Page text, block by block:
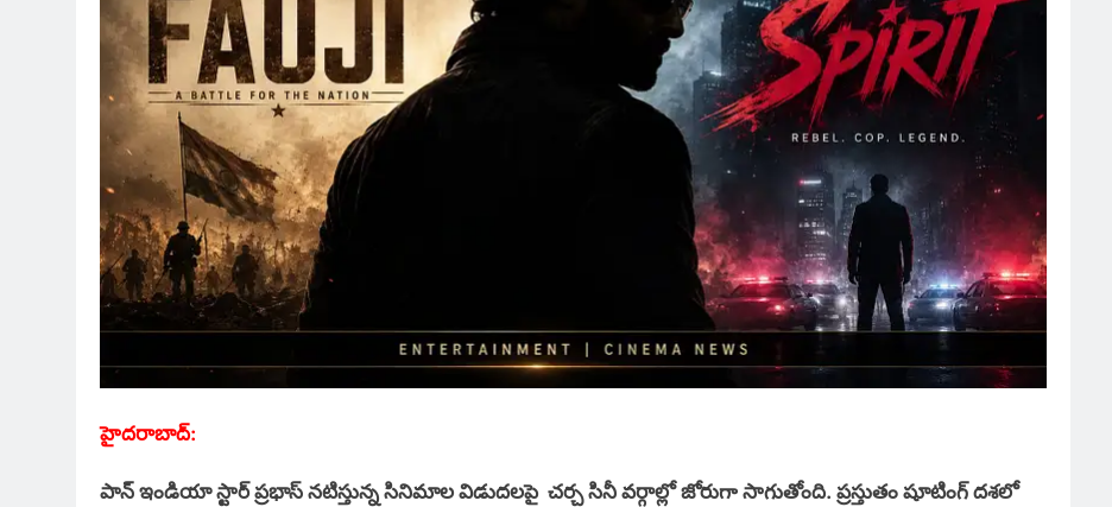
హైదరాబాద్:
పాన్ ఇండియా స్టార్ ప్రభాస్ నటిస్తున్న సినిమాల విడుదలపై చర్చ సినీ వర్గాల్లో జోరుగా సాగుతోంది. ప్రస్తుతం షూటింగ్ దశలో